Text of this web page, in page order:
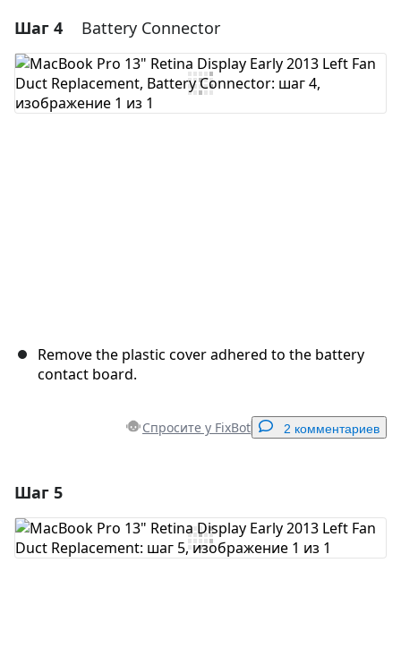
Добавить комментарий
Добавить комментарий
Шаг 4 Battery Connector
Remove the plastic cover adhered to the battery
contact board.
Спросите у FixBot 2 комментариев
Добавить комментарий
Шаг 5